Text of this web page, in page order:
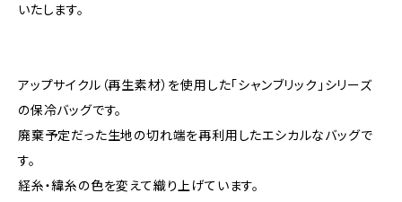
いたします。
アップサイクル（再生素材）を使用した「シャンブリック」シリーズ
の保冷バッグです。
廃棄予定だった生地の切れ端を再利用したエシカルなバッグで
す。
経糸・緯糸の色を変えて織り上げています。